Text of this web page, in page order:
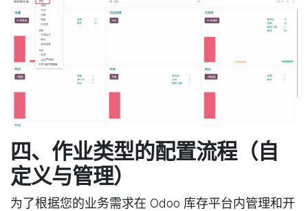
四、作业类型的配置流程（自
定义与管理）
为了根据您的业务需求在 Odoo 库存平台内管理和开